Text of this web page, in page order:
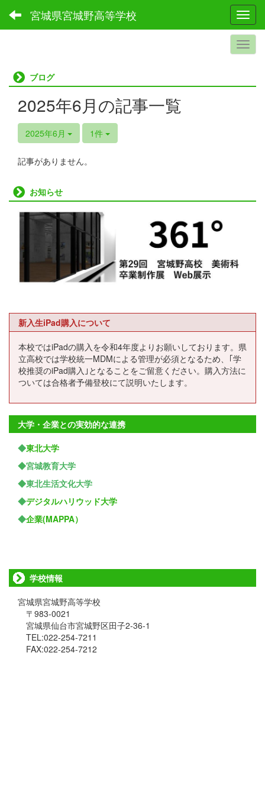
宮城県宮城野高等学校
ブログ
2025年6月の記事一覧
2025年6月 1件
記事がありません。
お知らせ
新入生iPad購入について
本校ではiPadの購入を令和4年度よりお願いしております。県
立高校では学校統一MDMによる管理が必須となるため、｢学
校推奨のiPad購入｣となることをご留意ください。購入方法に
ついては合格者予備登校にて説明いたします。
大学・企業との実効的な連携
◆東北大学
◆宮城教育大学
◆東北生活文化大学
◆デジタルハリウッド大学
◆企業(MAPPA）
学校情報
宮城県宮城野高等学校
〒983-0021
宮城県仙台市宮城野区田子2-36-1
TEL:022-254-7211
FAX:022-254-7212